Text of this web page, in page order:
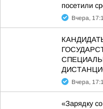
посетили
Вчера,
Вчера,
«Зарядку